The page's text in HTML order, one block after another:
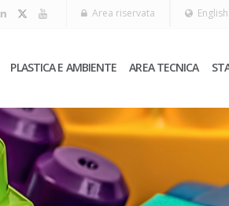
Area riservata
PLASTICA E AMBIENTE AREA TECNICA